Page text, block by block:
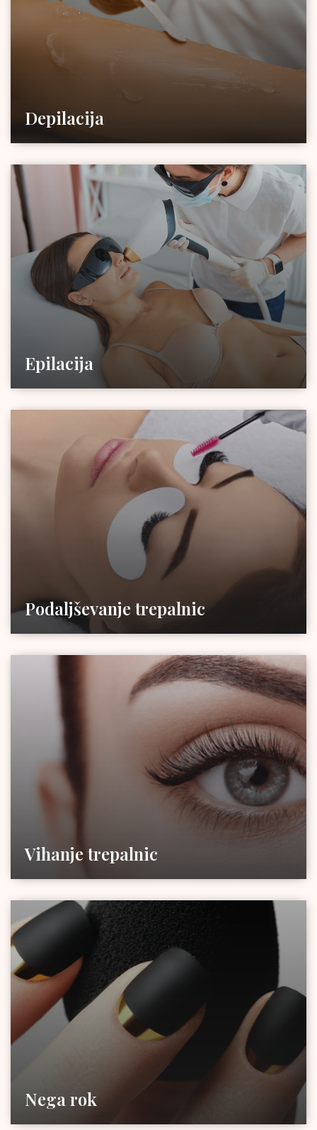
Depilacija
Epilacija
Podaljševanje trepalnic
Vihanje trepalnic
Nega rok